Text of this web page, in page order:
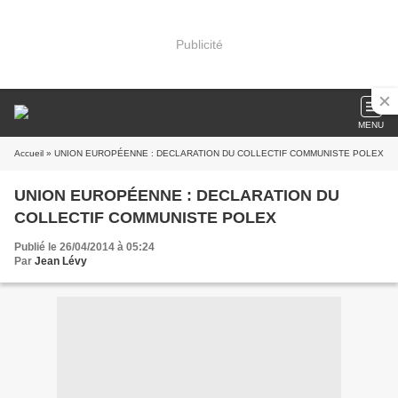
Publicité
MENU
Accueil » UNION EUROPÉENNE : DECLARATION DU COLLECTIF COMMUNISTE POLEX
UNION EUROPÉENNE : DECLARATION DU
COLLECTIF COMMUNISTE POLEX
Publié le 26/04/2014 à 05:24
Par Jean Lévy